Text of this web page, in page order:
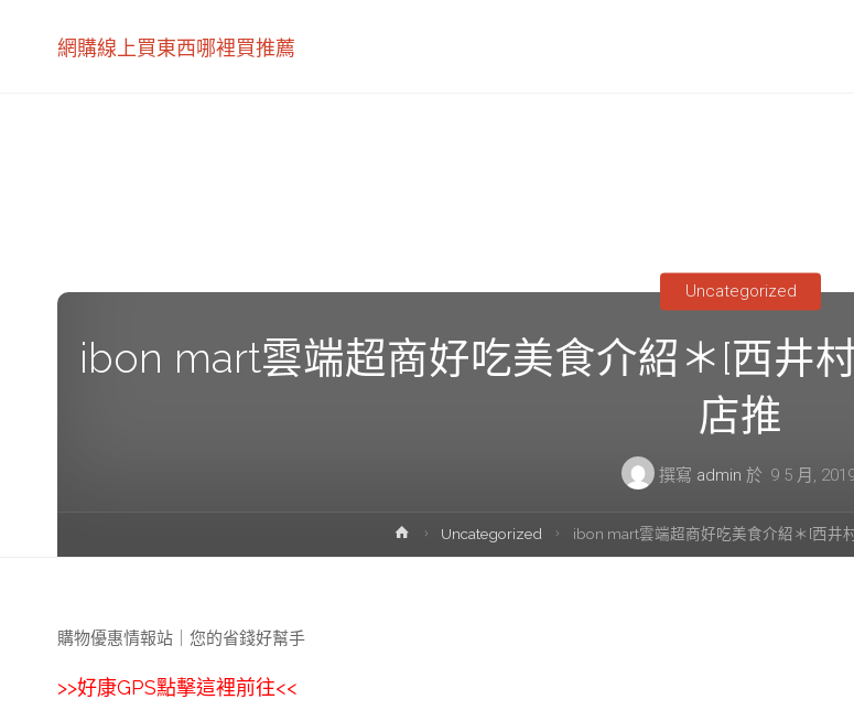
網購線上買東西哪裡買推薦
ibon mart雲端超商好吃美食介紹＊[西井
店推
撰寫 admin 於 9 5 月,
Uncategorized
首
頁
Uncategorized ibon mart雲端超商好吃美食介紹＊[西井
購物優惠情報站｜您的省錢好幫手
>>好康GPS點擊這裡前往<<